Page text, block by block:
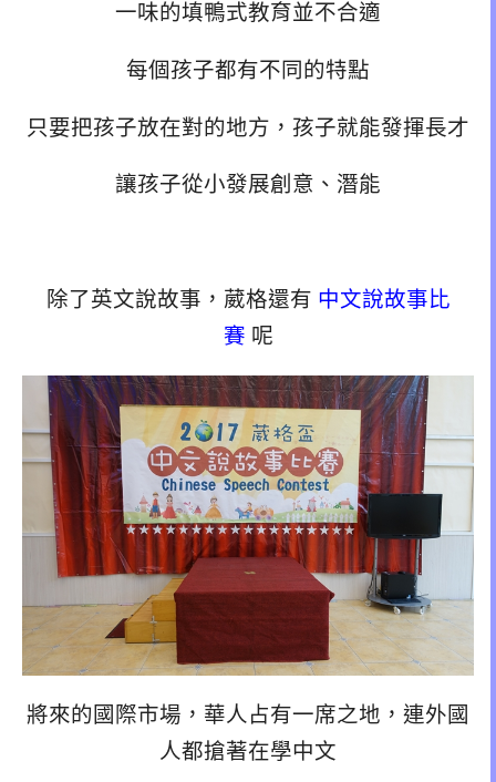
一味的填鴨式教育並不合適
每個孩子都有不同的特點
只要把孩子放在對的地方，孩子就能發揮長才
讓孩子從小發展創意、潛能
除了英文說故事，葳格還有 中文說故事比
賽 呢
將來的國際市場，華人占有一席之地，連外國
人都搶著在學中文